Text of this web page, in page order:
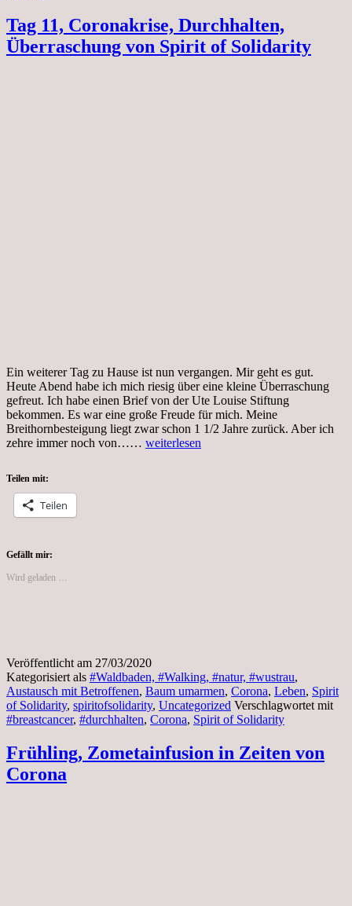
Tag 11, Coronakrise, Durchhalten,
Überraschung von Spirit of Solidarity
Ein weiterer Tag zu Hause ist nun vergangen. Mir geht es gut.
Heute Abend habe ich mich riesig über eine kleine Überraschung
gefreut. Ich habe einen Brief von der Ute Louise Stiftung
bekommen. Es war eine große Freude für mich. Meine
Breithornbesteigung liegt zwar schon 1 1/2 Jahre zurück. Aber ich
zehre immer noch von…… Tag
weiterlesen
Teilen mit:
Teilen
Gefällt mir:
Wird geladen …
Veröffentlicht am 27/03/2020
Kategorisiert als #Waldbaden, #Walking, #natur, #wustrau,
Austausch mit Betroffenen, Baum umarmen, Corona, Leben, Spirit
of Solidarity, spiritofsolidarity, Uncategorized Verschlagwortet mit
#breastcancer, #durchhalten, Corona, Spirit of Solidarity
Frühling, Zometainfusion in Zeiten von
Corona